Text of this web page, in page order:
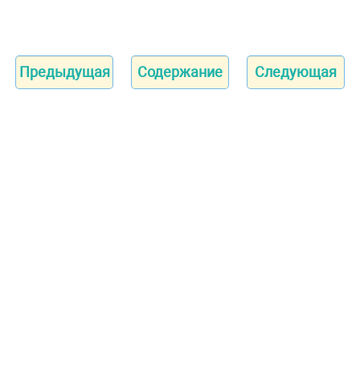
Предыдущая Содержание Следующая